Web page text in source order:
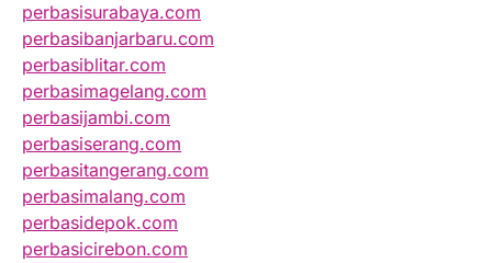
perbasisurabaya.com
perbasibanjarbaru.com
perbasiblitar.com
perbasimagelang.com
perbasijambi.com
perbasiserang.com
perbasitangerang.com
perbasimalang.com
perbasidepok.com
perbasicirebon.com